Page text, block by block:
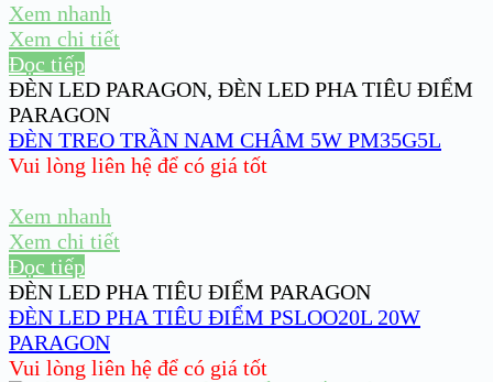
Xem nhanh
Xem chi tiết
Đọc tiếp
ĐÈN LED PARAGON, ĐÈN LED PHA TIÊU ĐIỂM
PARAGON
ĐÈN TREO TRẦN NAM CHÂM 5W PM35G5L
Vui lòng liên hệ để có giá tốt
Xem nhanh
Xem chi tiết
Đọc tiếp
ĐÈN LED PHA TIÊU ĐIỂM PARAGON
ĐÈN LED PHA TIÊU ĐIỂM PSLOO20L 20W
PARAGON
Vui lòng liên hệ để có giá tốt